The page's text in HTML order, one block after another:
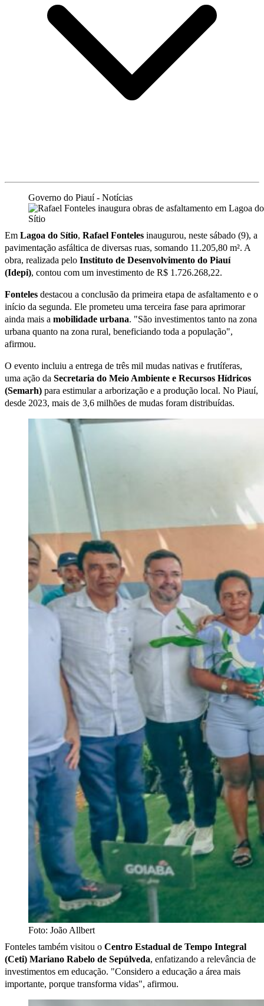
Governo do Piauí - Notícias
Em Lagoa do Sítio, Rafael Fonteles inaugurou, neste sábado (9), a
pavimentação asfáltica de diversas ruas, somando 11.205,80 m². A
obra, realizada pelo Instituto de Desenvolvimento do Piauí
(Idepi), contou com um investimento de R$ 1.726.268,22.
Fonteles destacou a conclusão da primeira etapa de asfaltamento e o
início da segunda. Ele prometeu uma terceira fase para aprimorar
ainda mais a mobilidade urbana. "São investimentos tanto na zona
urbana quanto na zona rural, beneficiando toda a população",
afirmou.
O evento incluiu a entrega de três mil mudas nativas e frutíferas,
uma ação da Secretaria do Meio Ambiente e Recursos Hídricos
(Semarh) para estimular a arborização e a produção local. No Piauí,
desde 2023, mais de 3,6 milhões de mudas foram distribuídas.
Foto: João Allbert
Fonteles também visitou o Centro Estadual de Tempo Integral
(Ceti) Mariano Rabelo de Sepúlveda, enfatizando a relevância de
investimentos em educação. "Considero a educação a área mais
importante, porque transforma vidas", afirmou.